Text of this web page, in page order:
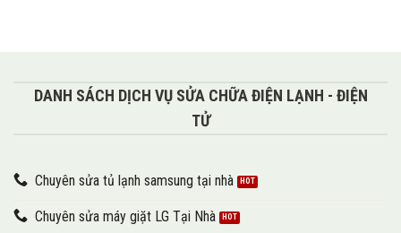
DANH SÁCH DỊCH VỤ SỬA CHỮA ĐIỆN LẠNH - ĐIỆN
TỬ
Chuyên sửa tủ lạnh samsung tại nhà
Chuyên sửa máy giặt LG Tại Nhà